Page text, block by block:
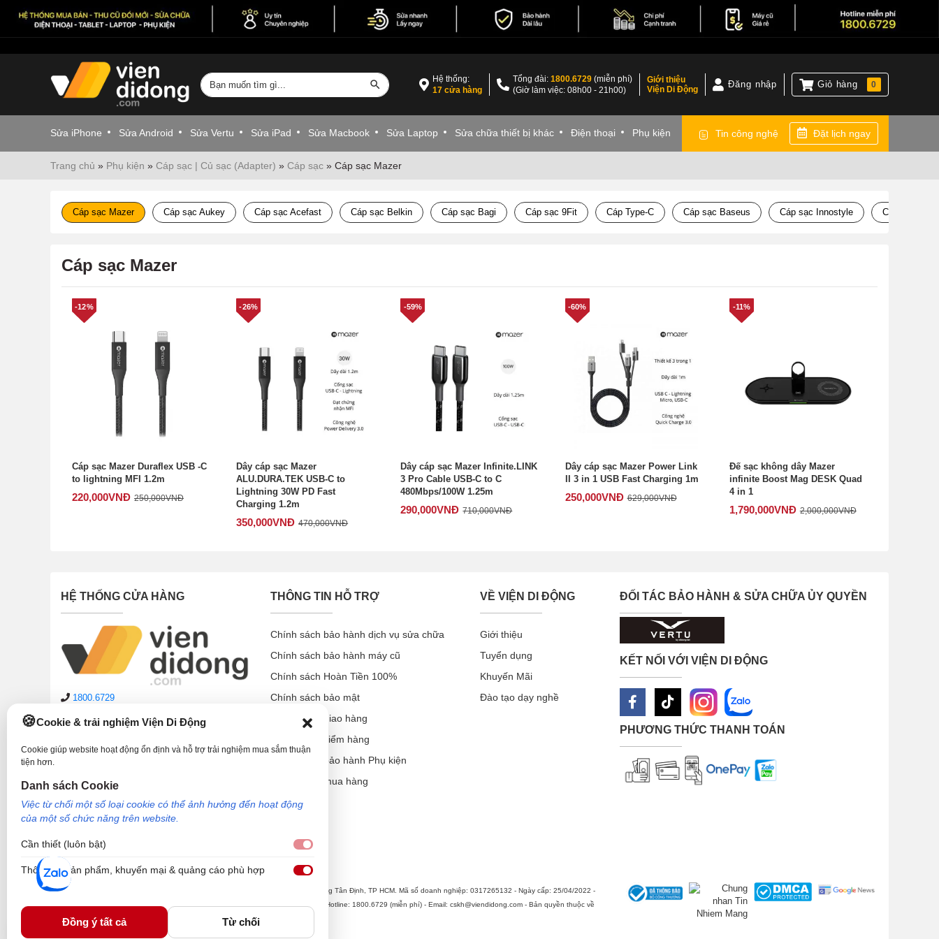
Cookie & trải nghiệm Viện Di Động
Cookie giúp website hoạt động ổn định và hỗ trợ trải nghiệm mua sắm thuận
tiện hơn.
Danh sách Cookie
Việc từ chối một số loại cookie có thể ảnh hưởng đến hoạt động
của một số chức năng trên website.
Cần thiết (luôn bật)
Thông tin sản phẩm, khuyến mại & quảng cáo phù hợp
Đồng ý tất cả Từ chối
Hệ thống:
17 cửa hàng
Tổng đài:1800.6729 (miễn phí)
(Giờ làm việc: 08h00 - 21h00)
Giới thiệu
Viện Di Động
Đăng nhập Giỏ hàng 0
Sửa iPhone Sửa Android Sửa Vertu Sửa iPad Sửa Macbook Sửa Laptop Sửa chữa thiết bị khác Điện thoại Phụ kiện Tin công nghệ Đặt lịch ngay
Trang chủ » Phụ kiện » Cáp sạc | Củ sạc (Adapter) » Cáp sạc » Cáp sạc Mazer
Cáp sạc Mazer Cáp sạc Aukey Cáp sạc Acefast Cáp sạc Belkin Cáp sạc Bagi Cáp sạc 9Fit Cáp Type-C Cáp sạc Baseus Cáp sạc Innostyle Cáp sạc
Cáp sạc Mazer
-12%
Cáp sạc Mazer Duraflex USB -C
to lightning MFI 1.2m
220,000VNĐ 250,000VNĐ
-26%
Dây cáp sạc Mazer
ALU.DURA.TEK USB-C to
Lightning 30W PD Fast
Charging 1.2m
350,000VNĐ 470,000VNĐ
-59%
Dây cáp sạc Mazer Infinite.LINK
3 Pro Cable USB-C to C
480Mbps/100W 1.25m
290,000VNĐ 710,000VNĐ
-60%
Dây cáp sạc Mazer Power Link
II 3 in 1 USB Fast Charging 1m
250,000VNĐ 629,000VNĐ
-11%
Đế sạc không dây Mazer
infinite Boost Mag DESK Quad
4 in 1
1,790,000VNĐ 2,000,000VNĐ
HỆ THỐNG CỬA HÀNG
1800.6729
08:00 – 21:00hàng ngày
(cả Chủ nhật & ngày lễ)
Phản ánh dịch vụ:
THÔNG TIN HỖ TRỢ
Chính sách bảo hành dịch vụ sửa chữa
Chính sách bảo hành máy cũ
Chính sách Hoàn Tiền 100%
Chính sách bảo mật
Chính sách giao hàng
Chính sách kiểm hàng
Chính sách bảo hành Phụ kiện
Hướng dẫn mua hàng
VỀ VIỆN DI ĐỘNG
Giới thiệu
Tuyển dụng
Khuyến Mãi
Đào tạo dạy nghề
ĐỐI TÁC BẢO HÀNH & SỬA CHỮA ỦY QUYỀN
KẾT NỐI VỚI VIỆN DI ĐỘNG
PHƯƠNG THỨC THANH TOÁN
Công Ty TNHH Công Nghệ và Đầu Tư Viện Di Động - 73 Trần Quang Khải, Phường Tân Định, TP HCM. Mã số doanh nghiệp: 0317265132 - Ngày cấp: 25/04/2022 -
Nơi cấp: Sở kế hoạch và đầu tư TP Hồ Chí Minh. Giám đốc: Nguyễn Ngọc Ngân. Hotline: 1800.6729 (miễn phí) - Email: cskh@viendidong.com - Bản quyền thuộc về
Viện Di Động.